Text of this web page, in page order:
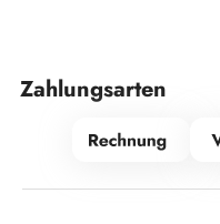
Zahlungsarten